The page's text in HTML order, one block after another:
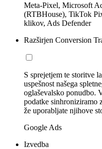
Meta-Pixel, Microsoft
(RTBHouse), TikTok
klikov, Ads Defender
Razširjen Conversion
S sprejetjem te storitve
uspešnost našega
oglaševalsko ponudbo.
podatke sinhroniziramo
že uporabljate njihove
Google Ads
Izvedba